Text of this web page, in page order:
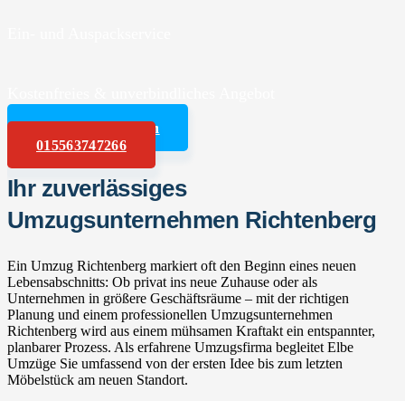
Angebot anfordern
015563747266
Ihr zuverlässiges
Umzugsunternehmen Richtenberg
Ein Umzug Richtenberg markiert oft den Beginn eines neuen
Lebensabschnitts: Ob privat ins neue Zuhause oder als
Unternehmen in größere Geschäftsräume – mit der richtigen
Planung und einem professionellen Umzugsunternehmen
Richtenberg wird aus einem mühsamen Kraftakt ein entspannter,
planbarer Prozess. Als erfahrene Umzugsfirma begleitet Elbe
Umzüge Sie umfassend von der ersten Idee bis zum letzten
Möbelstück am neuen Standort.